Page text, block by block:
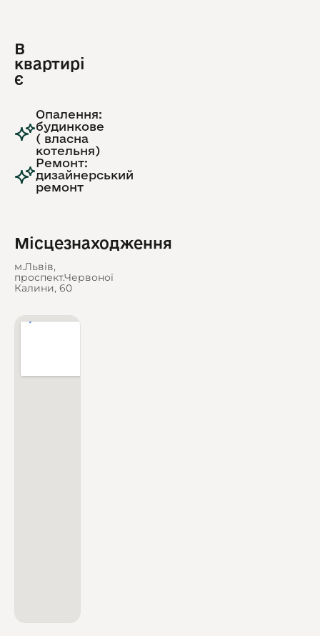
В
квартирі
є
Опалення:
будинкове
( власна
котельня)
Ремонт:
дизайнерський
ремонт
Місцезнаходження
м.Львів,
проспект.Червоної
Калини, 60